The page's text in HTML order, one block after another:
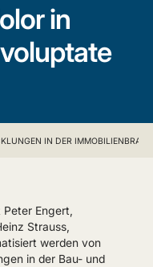
in
IN DER
Engert,
Strauss,
werden von
in der Bau- und